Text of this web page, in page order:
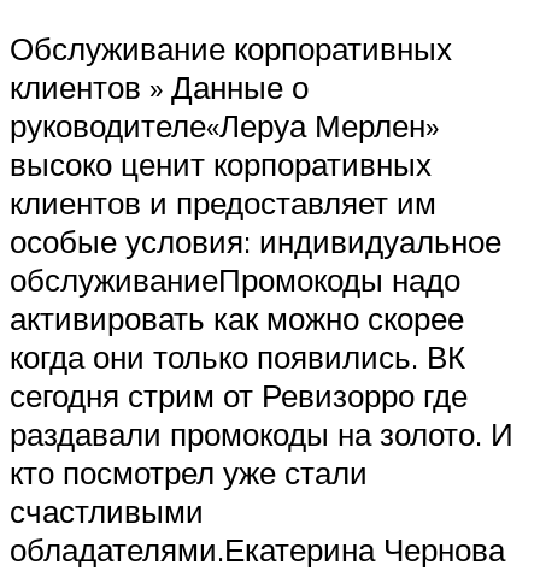
Обслуживание корпоративных
клиентов » Данные о
руководителе«Леруа Мерлен»
высоко ценит корпоративных
клиентов и предоставляет им
особые условия: индивидуальное
обслуживаниеПромокоды надо
активировать как можно скорее
когда они только появились. ВК
сегодня стрим от Ревизорро где
раздавали промокоды на золото. И
кто посмотрел уже стали
счастливыми
обладателями.Екатерина Чернова